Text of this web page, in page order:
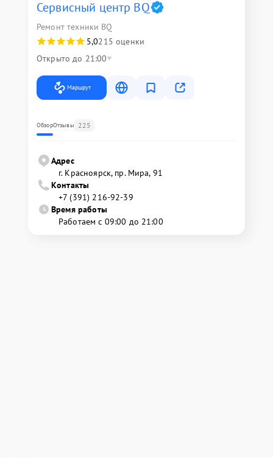
Сервисный центр BQ
Ремонт техники BQ
5,0215 оценки
Открыто до 21:00
Маршрут
ОбзорОтзывы 225
Адрес
г. Красноярск, ​пр. Мира, 91
Контакты
+7 (391) 216-92-39
Время работы
Работаем с 09:00 до 21:00